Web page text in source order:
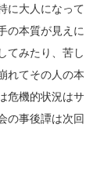
に大人になって
の本質が見えに
てみたり、苦し
れてその人の本
危機的状況はサ
の事後譚は次回